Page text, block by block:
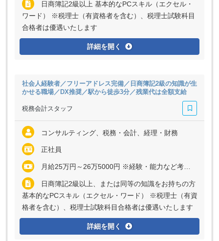
日商簿記2級以上 基本的なPCスキル（エクセル・
ワード） ※税理士（有資格者を含む）、税理士試験科目
合格者は優遇いたします
詳細を開く
社会人経験者／フリーアドレス完備／日商簿記2級の知識が生
かせる職場／DX推奨／駅から徒歩3分／残業代は全額支給
税務会計スタッフ
コンサルティング、税務・会計、経理・財務
正社員
月給25万円～26万5000円 ※経験・能力など考慮の上、決定いたします ※残業代は全額支給
日商簿記2級以上、または同等の知識をお持ちの方
基本的なPCスキル（エクセル・ワード） ※税理士（有資
格者を含む）、税理士試験科目合格者は優遇いたします
詳細を開く